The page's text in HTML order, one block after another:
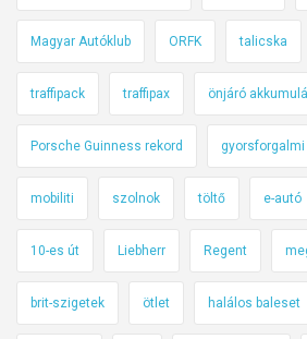
Magyar Autóklub ORFK talicska
traffipack traffipax önjáró
Porsche Guinness rekord
mobiliti szolnok töltő e-autó
10-es út Liebherr Regent
brit-szigetek ötlet halálos baleset